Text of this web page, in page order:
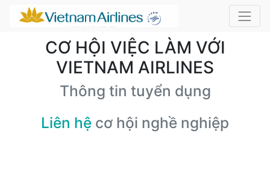
CƠ HỘI VIỆC LÀM VỚI
VIETNAM AIRLINES
Thông tin tuyển dụng
Liên hệ cơ hội nghề nghiệp